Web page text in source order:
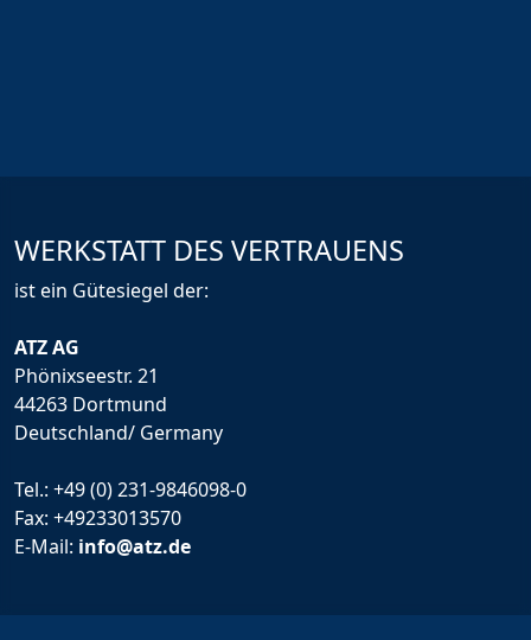
WERKSTATT DES VERTRAUENS
ist ein Gütesiegel der:
ATZ AG
Phönixseestr. 21
44263 Dortmund
Deutschland/ Germany
Tel.: +49 (0) 231-9846098-0
Fax: +49233013570
E-Mail: info@atz.de